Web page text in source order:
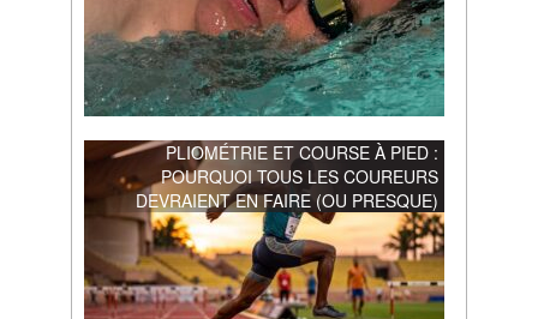
PLIOMÉTRIE ET COURSE À PIED :
POURQUOI TOUS LES COUREURS
DEVRAIENT EN FAIRE (OU PRESQUE)